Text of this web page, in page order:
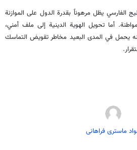
يظل مرهوناً بقدرة الدول على الموازنة
أما تحويل الهوية الدينية إلى ملف أمني،
يحمل في المدى البعيد مخاطر تقويض التماسك
ماستری فراهانی